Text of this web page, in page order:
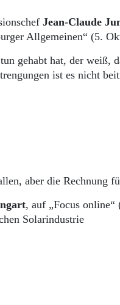
Jean-Claude
Allgemeinen“ (5.
gehabt hat, der weiß,
ist es nicht
aber die Rechnung
, auf „Focus
Solarindustrie